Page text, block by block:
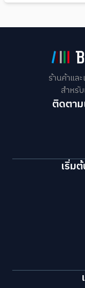
ร้านค้าแล
สำหรั
ติดตาม
เริ่ม